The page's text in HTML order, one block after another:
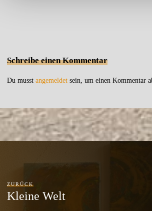
Schreibe einen Kommentar
Du musstangemeldet sein, um einen Kommentar
ZURÜCK
Kleine Welt